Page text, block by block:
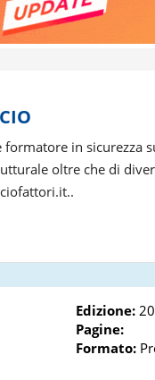
formatore in sicurezza
oltre che di
Edizione:
Pagine:
Formato: